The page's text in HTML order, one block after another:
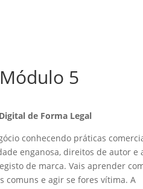
5
de Forma Legal
conhecendo práticas
enganosa, direitos de autor e
de marca. Vais aprender
comuns e agir se fores vítima. A